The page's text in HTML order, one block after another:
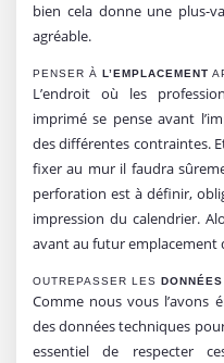
bien cela donne une plus-
agréable.
PENSER À L’EMPLACEMENT
L’endroit où les
imprimé se pense avant
des différentes contraintes.
fixer au mur il faudra
perforation est à définir,
impression du calendrier.
avant au futur emplacement
OUTREPASSER LES
Comme nous vous l’avons
des données techniques
essentiel de respecter